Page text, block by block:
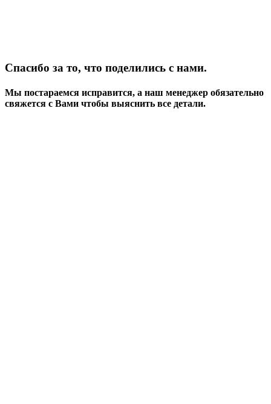
Спасибо за то, что поделились с нами.
Мы постараемся исправится, а наш менеджер обязательно
свяжется с Вами чтобы выяснить все детали.